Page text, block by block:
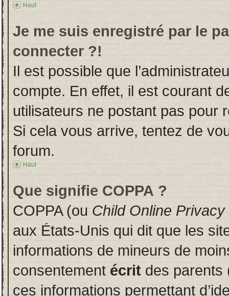
Haut
Je me suis enregistré par le
connecter ?!
Il est possible que
compte. En effet, il est courant
utilisateurs ne postant pas pour
Si cela vous arrive, tentez de
forum.
Haut
Que signifie COPPA ?
COPPA (ou Child Online
aux États-Unis qui dit que les
informations de mineurs de
consentement écrit des parents
ces informations permettant